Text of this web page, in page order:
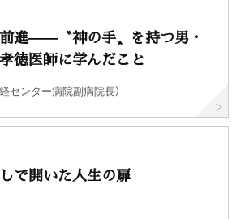
進——〝神の手〟を持つ男・
徳医師に学んだこと
センター病院副病院長）
で開いた人生の扉